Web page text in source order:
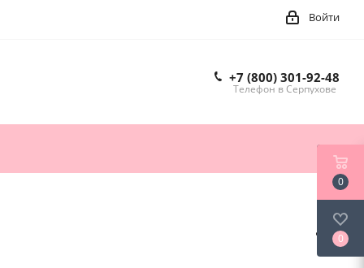
Войти
+7 (800) 301-92-48
Телефон в Серпухове
0
0